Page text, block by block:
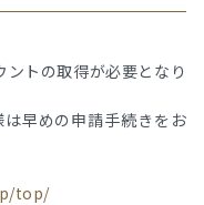
トの取得が必要となり
早めの申請手続きをお
top/